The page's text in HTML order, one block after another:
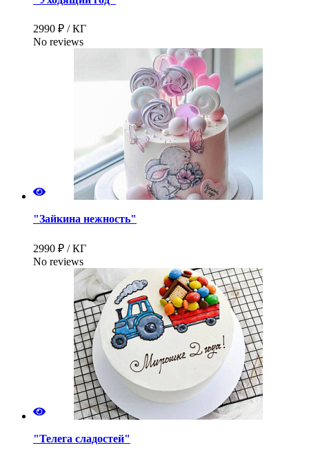
2990 ₽ / КГ
No reviews
"Зайкина нежность"
2990 ₽ / КГ
No reviews
"Телега сладостей"